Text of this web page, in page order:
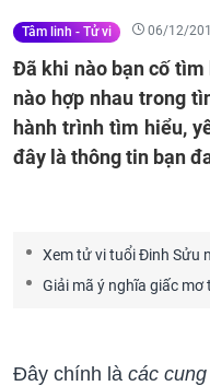
Tâm linh - Tử vi 06/12/
Đã khi nào bạn cố tìm
nào hợp nhau trong
hành trình tìm hiểu,
đây là thông tin bạn
Xem tử vi tuổi Đinh Sửu
Giải mã ý nghĩa giấc
Đây chính là các